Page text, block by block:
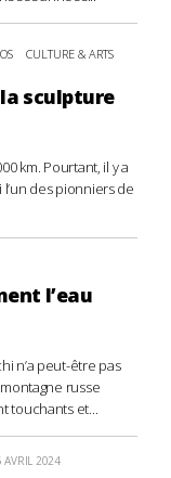
CULTURE & ARTS
sculpture
km. Pourtant, il y a
des pionniers de
l’eau
n’a peut-être pas
russe
touchants et...
AVRIL 2024